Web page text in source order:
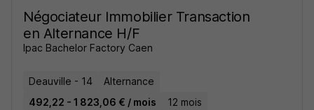
Négociateur Immobilier Transaction
en Alternance H/F
Ipac Bachelor Factory Caen
Deauville - 14
Alternance
492,22 - 1 823,06 € / mois
12 mois